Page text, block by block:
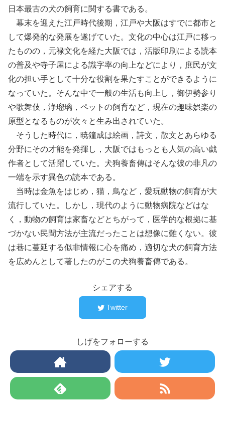
日本最古の犬の飼育に関する書である。
幕末を迎えた江戸時代後期，江戸や大阪はすでに都市と
して爆発的な発展を遂げていた。文化の中心は江戸に移っ
たものの，元禄文化を経た大阪では，活版印刷による読本
の普及や寺子屋による識字率の向上などにより，庶民が文
化の担い手として十分な役割を果たすことができるように
なっていた。そんな中で一般の生活も向上し，御伊勢参り
や歌舞伎，浄瑠璃，ペットの飼育など，現在の趣味娯楽の
原型となるものが次々と生み出されていた。
そうした時代に，暁鐘成は絵画，詩文，散文とあらゆる
分野にその才能を発揮し，大阪ではもっとも人気の高い戯
作者として活躍していた。犬狗養畜傳はそんな彼の非凡の
一端を示す異色の読本である。
当時は金魚をはじめ，猫，鳥など，愛玩動物の飼育が大
流行していた。しかし，現代のように動物病院などはな
く，動物の飼育は家畜などとちがって，医学的な根拠に基
づかない民間方法が主流だったことは想像に難くない。彼
は巷に蔓延する似非情報に心を痛め，適切な犬の飼育方法
を広めんとして著したのがこの犬狗養畜傳である。
シェアする
Twitter
しげをフォローする